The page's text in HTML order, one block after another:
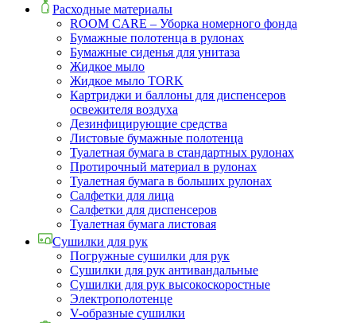
Расходные материалы
ROOM CARE – Уборка номерного фонда
Бумажные полотенца в рулонах
Бумажные сиденья для унитаза
Жидкое мыло
Жидкое мыло TORK
Картриджи и баллоны для диспенсеров
освежителя воздуха
Дезинфицирующие средства
Листовые бумажные полотенца
Туалетная бумага в стандартных рулонах
Протирочный материал в рулонах
Туалетная бумага в больших рулонах
Салфетки для лица
Салфетки для диспенсеров
Туалетная бумага листовая
Сушилки для рук
Погружные сушилки для рук
Сушилки для рук антивандальные
Сушилки для рук высокоскоростные
Электрополотенце
V-образные сушилки